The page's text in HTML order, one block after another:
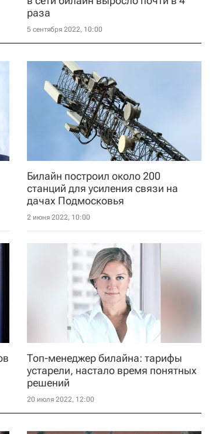
раза
5 сентября 2022, 10:00
Билайн построил около 200
станций для усиления связи на
дачах Подмосковья
2 июня 2022, 10:00
Топ-менеджер билайна: тарифы
устарели, настало время понятных
решений
20 июля 2022, 12:00